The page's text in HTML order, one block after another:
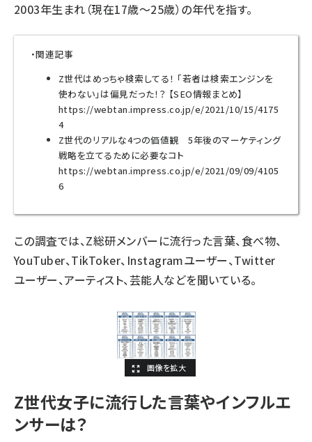
2003年生まれ（現在17歳～25歳）の年代を指す。
・関連記事
Z世代はめっちゃ検索してる！ 「若者は検索エンジンを
使わない」は偏見だった！？ 【SEO情報まとめ】
https://webtan.impress.co.jp/e/2021/10/15/4175
4
Z世代のリアルな4つの価値観 5年後のマーケティング
戦略を立てるために必要なコト
https://webtan.impress.co.jp/e/2021/09/09/4105
6
この調査では、Z総研メンバーに流行った言葉、食べ物、
YouTuber、TikToker、Instagramユーザー、Twitter
ユーザー、アーティスト、芸能人などを聞いている。
Z世代女子に流行した言葉やインフルエ
ンサーは？